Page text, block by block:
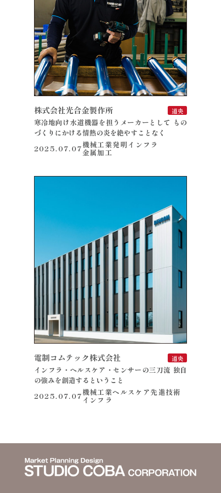
株式会社光合金製作所 道央
寒冷地向け水道機器を担うメーカーとして もの
づくりにかける情熱の炎を絶やすことなく
2025.07.07機械工業発明 インフラ
金属加工
電制コムテック株式会社 道央
インフラ・ヘルスケア・センサーの三刀流 独自
の強みを創造するということ
2025.07.07機械工業ヘルスケア先進技術
インフラ